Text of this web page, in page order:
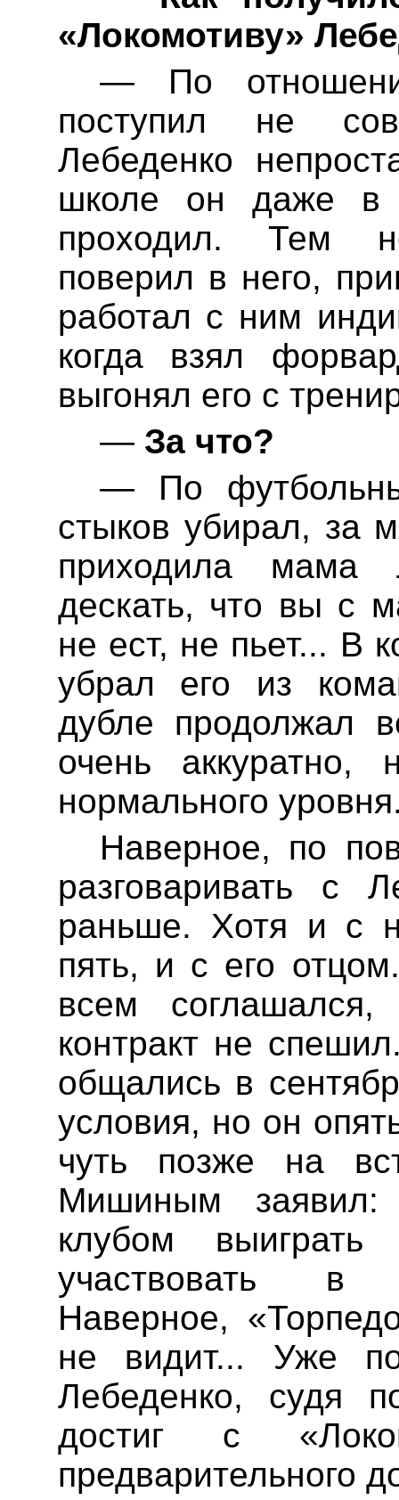
«Локомотиву»
— По
поступил не
Лебеденко
школе он даже в
проходил.
поверил в него,
работал с ним
когда взял
выгонял его с
—За что?
— По
стыков убирал, за
приходила мама
дескать, что вы с
не ест, не пьет... В
убрал его из
дубле продолжал
очень
нормального
Наверное, по
разговаривать с
раньше. Хотя и с
пять, и с его
всем соглашался,
контракт не
общались в
условия, но он
чуть позже на
Мишиным
клубом
участвовать в
Наверное,
не видит... Уже
Лебеденко, судя
достиг с
предварительного